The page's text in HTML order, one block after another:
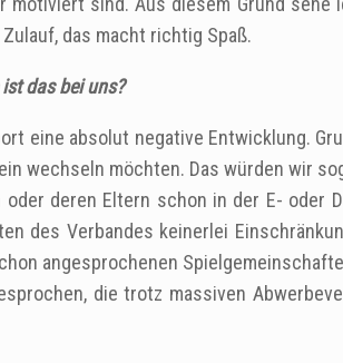
das macht richtig Spaß.
das bei uns?
eine absolut negative Entwicklung.
wechseln möchten. Das würden wir
deren Eltern schon in der E- oder
des Verbandes keinerlei
angesprochenen
die trotz massiven